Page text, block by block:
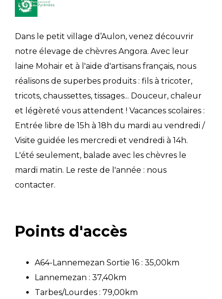
Dans le petit village d’Aulon, venez découvrir
notre élevage de chèvres Angora. Avec leur
laine Mohair et à l'aide d'artisans français, nous
réalisons de superbes produits : fils à tricoter,
tricots, chaussettes, tissages... Douceur, chaleur
et légèreté vous attendent ! Vacances scolaires :
Entrée libre de 15h à 18h du mardi au vendredi /
Visite guidée les mercredi et vendredi à 14h.
L'été seulement, balade avec les chèvres le
mardi matin. Le reste de l'année : nous
contacter.
Points d'accès
A64-Lannemezan Sortie 16 : 35,00km
Lannemezan : 37,40km
Tarbes/Lourdes : 79,00km